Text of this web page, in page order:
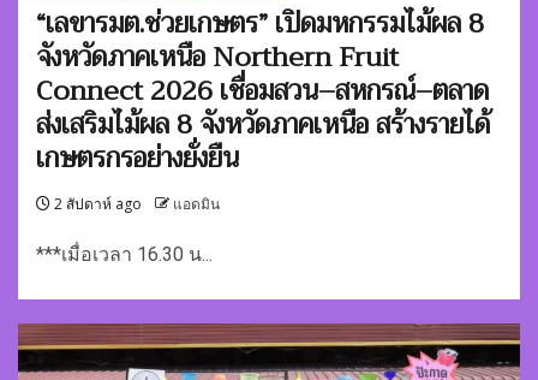
“เลขารมต.ช่วยเกษตร” เปิดมหกรรมไม้ผล 8
จังหวัดภาคเหนือ Northern Fruit
Connect 2026 เชื่อมสวน–สหกรณ์–ตลาด
ส่งเสริมไม้ผล 8 จังหวัดภาคเหนือ สร้างรายได้
เกษตรกรอย่างยั่งยืน
2 สัปดาห์ ago แอดมิน
***เมื่อเวลา 16.30 น...